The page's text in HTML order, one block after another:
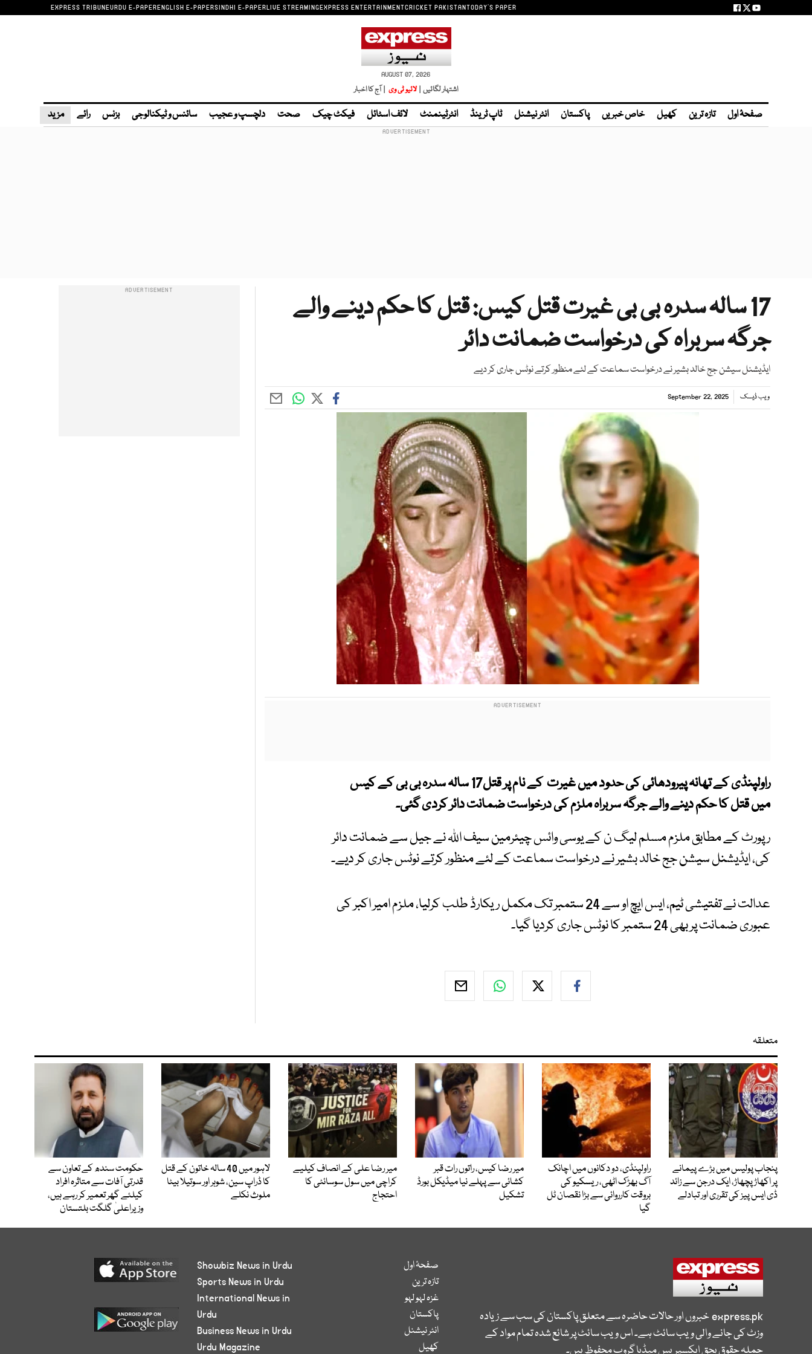
EXPRESS TRIBUNEURDU E-PAPERENGLISH E-PAPERSINDHI E-PAPERLIVE STREAMINGEXPRESS ENTERTAINMENTCRICKET PAKISTANTODAY'S PAPER
AUGUST 07, 2026
اشتہار لگائیں | لائیو ٹی وی | آج کا اخبار
صفحۂ اول تازہ ترین کھیل خاص خبریں پاکستان انٹر نیشنل ٹاپ ٹرینڈ انٹرٹینمنٹ لائف اسٹائل فیکٹ چیک صحت دلچسپ و عجیب سائنس و ٹیکنالوجی بزنس رائے مزید
17 سالہ سدرہ بی بی غیرت قتل کیس: قتل کا حکم دینے والے
جرگہ سربراہ کی درخواست ضمانت دائر
ایڈیشنل سیشن جج خالد بشیر نے درخواست سماعت کے لئے منظور کرتے نوٹس جاری کر دیے
ویب ڈیسک September 22, 2025
راولپنڈی کے تھانہ پیرودھائی کی حدود میں غیرت کے نام پر قتل17 سالہ سدرہ بی بی کے کیس
میں قتل کا حکم دینے والے جرگہ سربراہ ملزم کی درخواست ضمانت دائر کردی گئی۔
رپورٹ کے مطابق ملزم مسلم لیگ ن کے یوسی وائس چیئرمین سیف اللہ نے جیل سے ضمانت دائر
کی، ایڈیشنل سیشن جج خالد بشیر نے درخواست سماعت کے لئے منظور کرتے نوٹس جاری کر دیے۔
عدالت نے تفتیشی ٹیم، ایس ایچ او سے 24 ستمبر تک مکمل ریکارڈ طلب کرلیا، ملزم امیر اکبر کی
عبوری ضمانت پر بھی 24 ستمبر کا نوٹس جاری کردیا گیا۔
متعلقہ
پنجاب پولیس میں بڑے پیمانے
پر اکھاڑ پچھاڑ، ایک درجن سے زائد
ڈی ایس پیز کی تقرری اور تبادلے
راولپنڈی، دو دکانوں میں اچانک
آگ بھڑک اٹھی، ریسکیو کی
بروقت کارروائی سے بڑا نقصان ٹل
گیا
میر رضا کیس، راتوں رات قبر
کشائی سے پہلے نیا میڈیکل بورڈ
تشکیل
میر رضا علی کے انصاف کیلیے
کراچی میں سول سوسائٹی کا
احتجاج
لاہور میں 40 سالہ خاتون کے قتل
کا ڈراپ سین، شوہر اور سوتیلا بیٹا
ملوث نکلے
حکومت سندھ کے تعاون سے
قدرتی آفات سے متاثرہ افراد
کیلئے گھر تعمیر کر رہے ہیں،
وزیراعلیٰ گلگت بلتستان
express.pkخبروں اور حالات حاضرہ سے متعلق پاکستان کی سب سے زیادہ
وزٹ کی جانے والی ویب سائٹ ہے۔ اس ویب سائٹ پر شائع شدہ تمام مواد کے
جملہ حقوق بحق ایکسپریس میڈیا گروپ محفوظ ہیں۔
صفحۂ اول
تازہ ترین
غزہ لہو لہو
پاکستان
انٹر نیشنل
کھیل
Showbiz News in Urdu
Sports News in Urdu
International News in
Urdu
Business News in Urdu
Urdu Magazine